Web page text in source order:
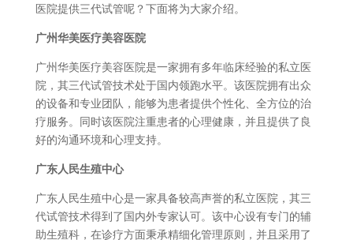
医院提供三代试管呢？下面将为大家介绍。
广州华美医疗美容医院
广州华美医疗美容医院是一家拥有多年临床经验的私立医
院，其三代试管技术处于国内领跑水平。该医院拥有出众
的设备和专业团队，能够为患者提供个性化、全方位的治
疗服务。同时该医院注重患者的心理健康，并且提供了良
好的沟通环境和心理支持。
广东人民生殖中心
广东人民生殖中心是一家具备较高声誉的私立医院，其三
代试管技术得到了国内外专家认可。该中心设有专门的辅
助生殖科，在诊疗方面秉承精细化管理原则，并且采用了